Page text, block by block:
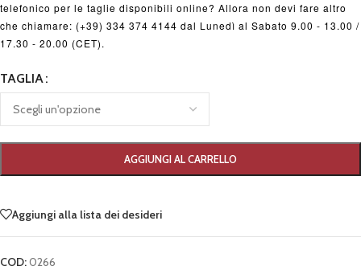
telefonico per le taglie disponibili online? Allora non devi fare altro
che chiamare: (+39) 334 374 4144 dal Lunedì al Sabato 9.00 - 13.00 /
17.30 - 20.00 (CET).
TAGLIA
AGGIUNGI AL CARRELLO
Aggiungi alla lista dei desideri
COD:0266